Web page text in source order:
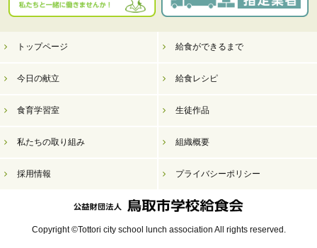
トップページ 給食ができるまで
今日の献立 給食レシピ
食育学習室 生徒作品
私たちの取り組み 組織概要
採用情報 プライバシーポリシー
Copyright ©Tottori city school lunch association All rights reserved.